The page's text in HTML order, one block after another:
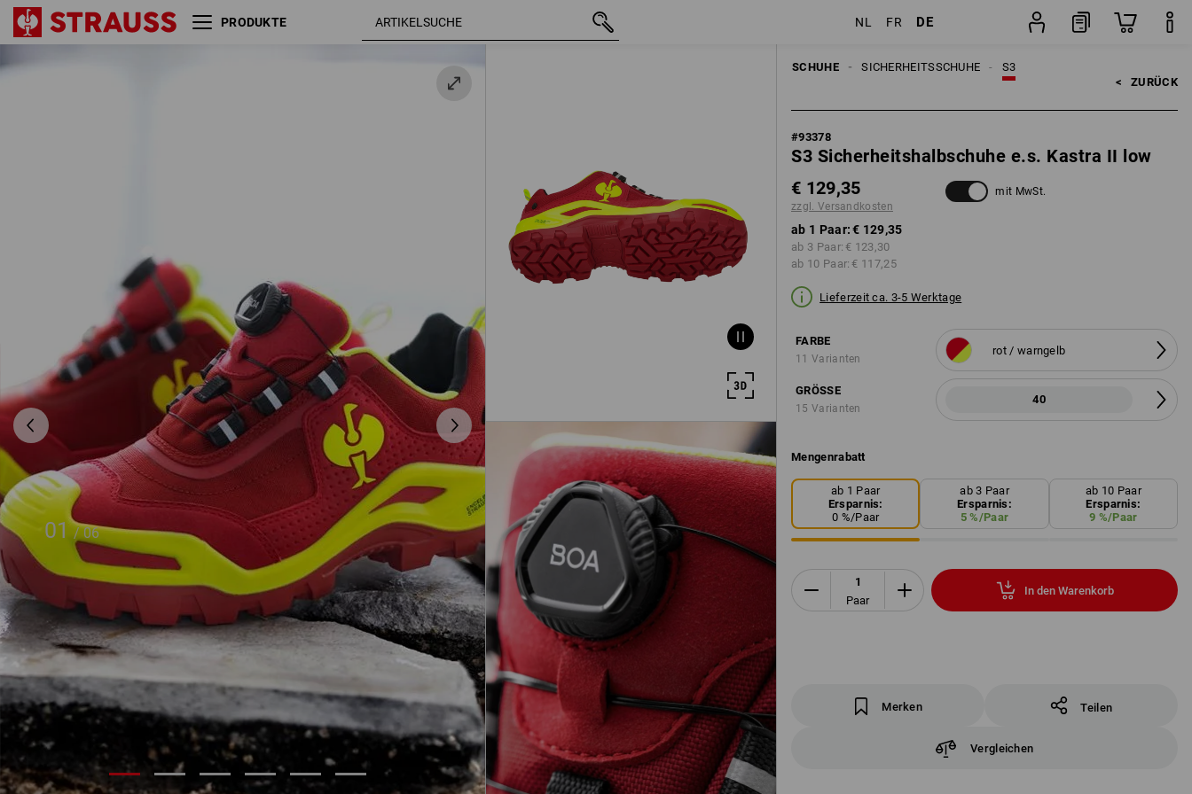
PRODUKTE NL FR DE
01 / 06
SCHUHE S3
SICHERHEITSSCHUHE
< ZURÜCK
#93378
S3 Sicherheitshalbschuhe e.s. Kastra II low
€ 129,35
zzgl. Versandkosten
mit MwSt.
ab 1 Paar:€ 129,35
ab 3 Paar: € 123,30
ab 10 Paar: € 117,25
Lieferzeit ca. 3-5 Werktage
FARBE
11 Varianten
rot / warngelb
GRÖSSE
15 Varianten
40
Mengenrabatt
ab 1 Paar
Ersparnis:
0 %/Paar
ab 3 Paar
Ersparnis:
5 %/Paar
ab 10 Paar
Ersparnis:
9 %/Paar
Paar
In den Warenkorb
Merken Teilen
Vergleichen
S3 Sicherheitshalbschuhe e.s.
40